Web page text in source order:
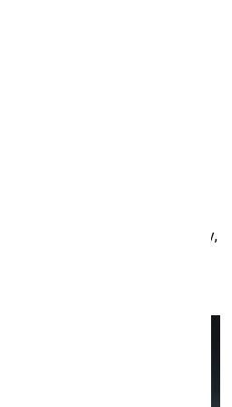
работу над
открытий ещё впереди
материалов, так и
связанных с ней
представление как о
искусства, но на
гораздо более широкий
искусство во всём его
Доджей уникальна и потому,
всех бывших
весьма редкое.